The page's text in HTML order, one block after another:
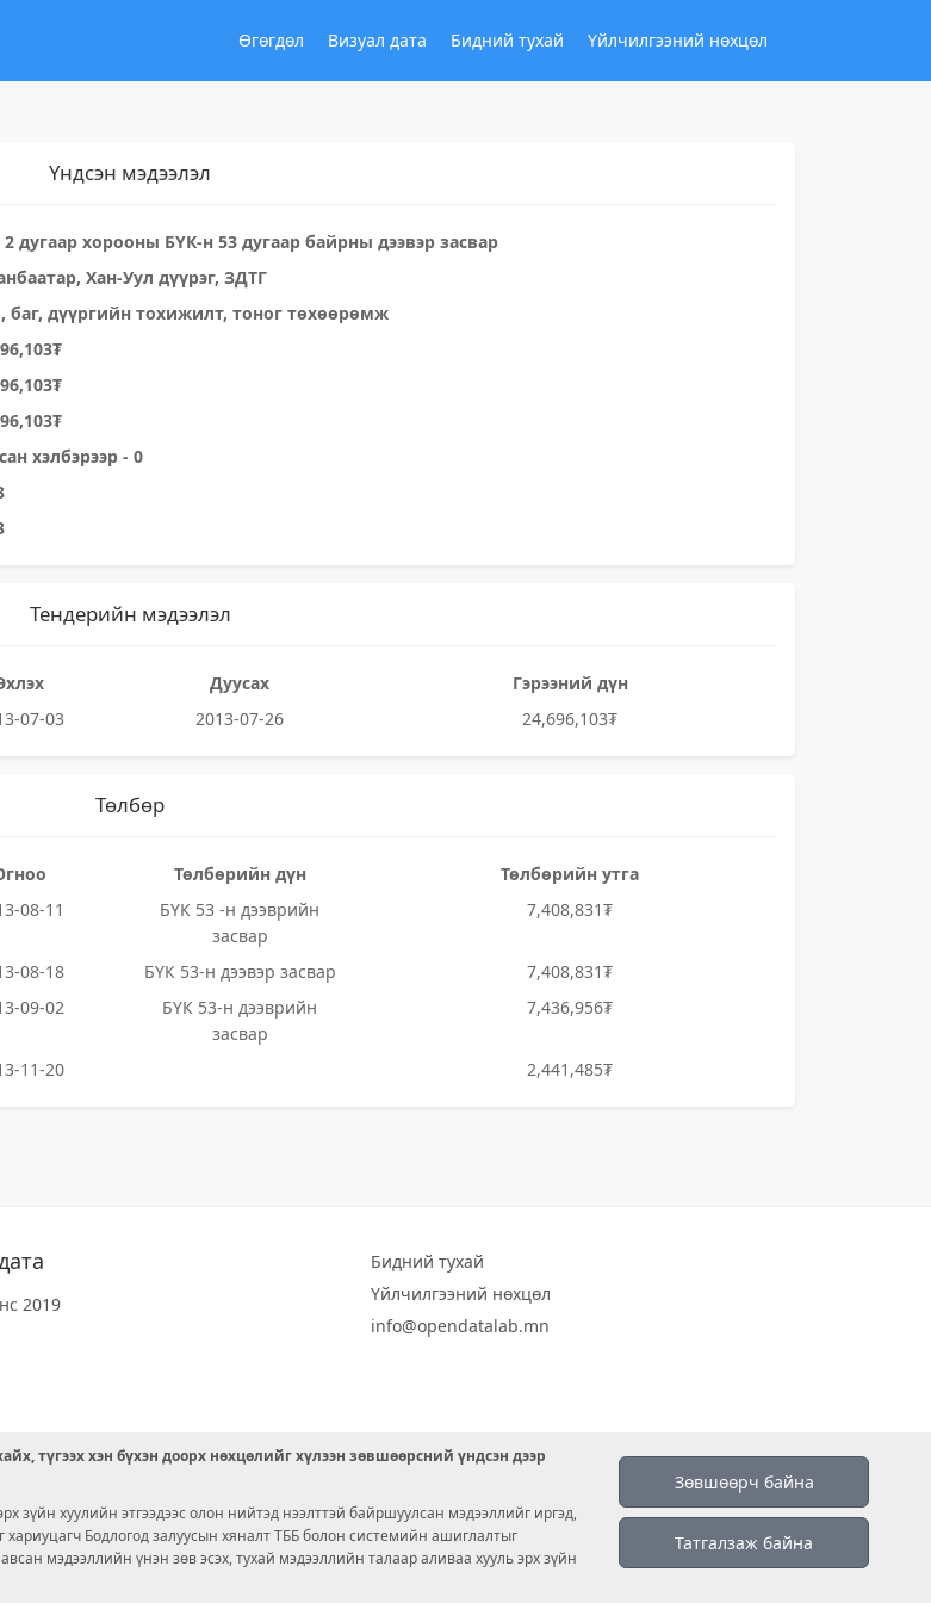
Өгөгдөл Визуал дата Бидний тухай Үйлчилгээний нөхцөл
Үндсэн мэдээлэл
дугаар хорооны БҮК-н 53 дугаар байрны дээвэр засвар
Хан-Уул дүүрэг, ЗДТГ
баг, дүүргийн тохижилт, тоног төхөөрөмж
хэлбэрээр - 0
Тендерийн мэдээлэл
Дуусах
Гэрээний дүн
07-03 2013-07-26 24,696,103₮
Төлбөр
Төлбөрийн дүн
Төлбөрийн утга
08-11
БҮК 53 -н дээврийн
засвар
7,408,831₮
08-18 БҮК 53-н дээвэр засвар
7,408,831₮
09-02
БҮК 53-н дээврийн
засвар
7,436,956₮
11-20 2,441,485₮
2019
Бидний тухай
Үйлчилгээний нөхцөл
info@opendatalab.mn
Зөвшөөрч байна
Татгалзаж байна
түгээх хэн бүхэн доорх нөхцөлийг хүлээн зөвшөөрсний үндсэн дээр
хуулийн этгээдээс олон нийтэд нээлттэй байршуулсан мэдээллийг иргэд,
Бодлогод залуусын хяналт ТББ болон системийн ашиглалтыг
мэдээллийн үнэн зөв эсэх, тухай мэдээллийн талаар аливаа хууль эрх зүйн